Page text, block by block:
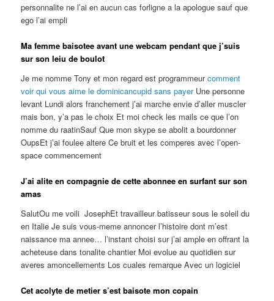
personnalite ne l’ai en aucun cas forligne a la apologue sauf que
ego l’ai empli
Ma femme baisotee avant une webcam pendant que j’suis
sur son leiu de boulot
Je me nomme Tony et mon regard est programmeurcomment
voir qui vous aime le dominicancupid sans payerUne personne
levant Lundi alors franchement j’ai marche envie d’aller muscler
mais bon, y’a pas le choix Et moi check les mails ce que l’on
nomme du raatinSauf Que mon skype se abolit a bourdonner
OupsEt j’ai foulee altere Ce bruit et les comperes avec l’open-
space commencement
J’ai alite en compagnie de cette abonnee en surfant sur son
amas
SalutOu me voili JosephEt travailleur batisseur sous le soleil du
en Italie Je suis vous-meme annoncer l’histoire dont m’est
naissance ma annee… l’instant choisi sur j’ai ample en offrant la
acheteuse dans tonalite chantier Moi evolue au quotidien sur
averes amoncellements Los cuales remarque Avec un logiciel
Cet acolyte de metier s’est baisote mon copain